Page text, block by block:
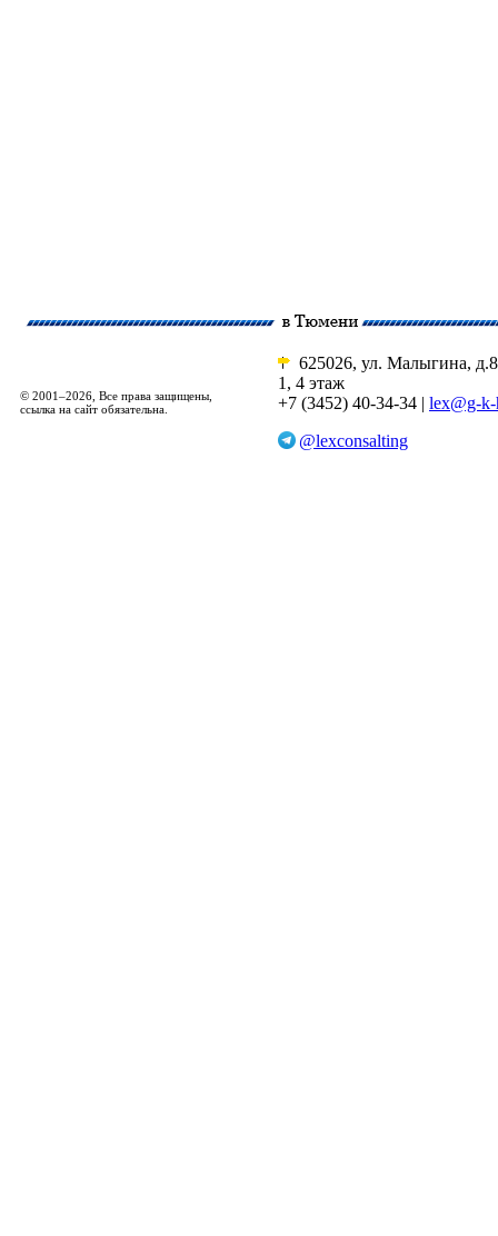
© 2001–2026, Все права защищены,
ссылка на сайт обязательна.
625026, ул. Малыгина,
1, 4 этаж
+7 (3452) 40-34-34 | lex@g-
@lexconsalting